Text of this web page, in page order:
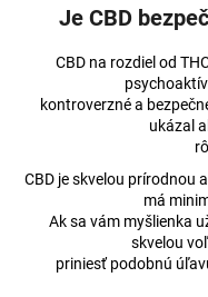
Je CBD
CBD na rozdiel od
kontroverzné a
ukázal
CBD je skvelou prírodnou
má
Ak sa vám myšlienka
skvelou
priniesť podobnú